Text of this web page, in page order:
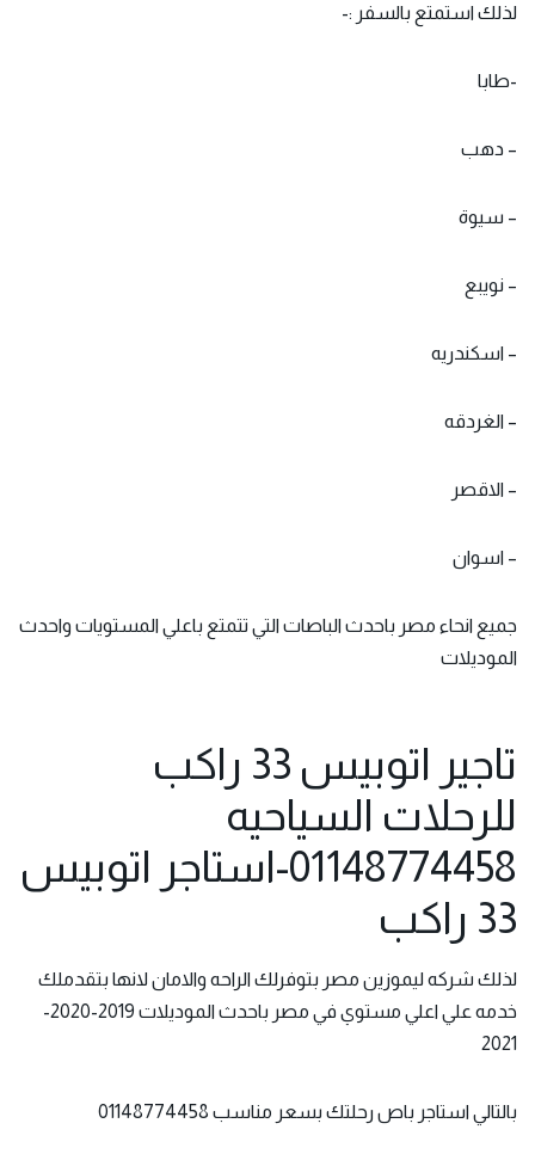
لذلك استمتع بالسفر :-
-طابا
– دهب
– سيوة
– نويبع
– اسكندريه
– الغردقه
– الاقصر
– اسوان
جميع انحاء مصر باحدث الباصات التي تتمتع باعلي المستويات واحدث
الموديلات
تاجير اتوبيس 33 راكب
للرحلات السياحيه
01148774458-استاجر اتوبيس
33 راكب
لذلك شركه ليموزين مصر بتوفرلك الراحه والامان لانها بتقدملك
خدمه علي اعلي مستوي في مصر باحدث الموديلات 2019-2020-
2021
بالتالي استاجر باص رحلتك بسعر مناسب 01148774458